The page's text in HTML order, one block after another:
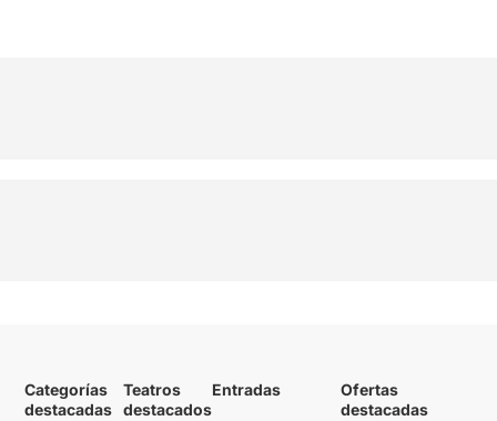
Categorías
destacadas
Teatros
destacados
Entradas
Ofertas
destacadas